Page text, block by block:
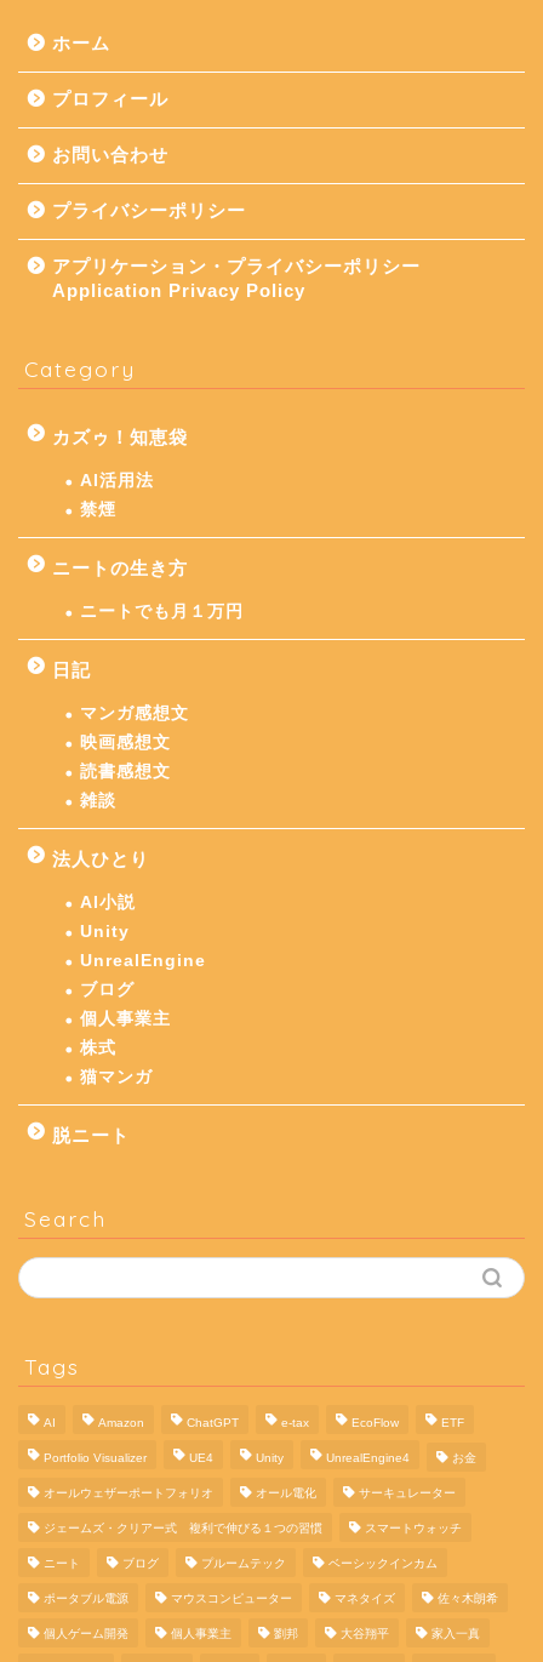
ホーム
プロフィール
お問い合わせ
プライバシーポリシー
アプリケーション・プライバシーポリシー
Application Privacy Policy
Category
カズゥ！知恵袋
AI活用法
禁煙
ニートの生き方
ニートでも月１万円
日記
マンガ感想文
映画感想文
読書感想文
雑談
法人ひとり
AI小説
Unity
UnrealEngine
ブログ
個人事業主
株式
猫マンガ
脱ニート
Search
Tags
AI Amazon ChatGPT e-tax EcoFlow ETF
Portfolio Visualizer UE4 Unity UnrealEngine4 お金
オールウェザーポートフォリオ オール電化 サーキュレーター
ジェームズ・クリアー式 複利で伸びる１つの習慣 スマートウォッチ
ニート ブログ プルームテック ベーシックインカム
ポータブル電源 マウスコンピューター マネタイズ 佐々木朗希
個人ゲーム開発 個人事業主 劉邦 大谷翔平 家入一真